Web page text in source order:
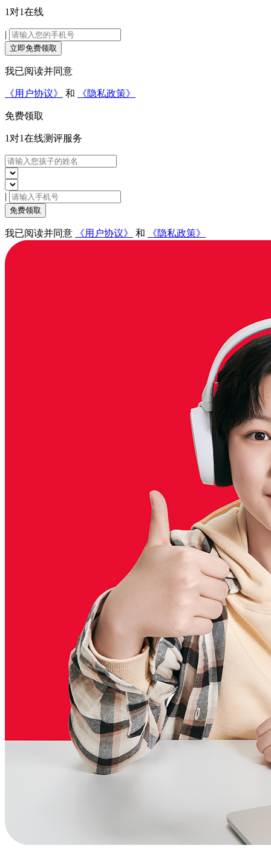
1对1在线
|
立即免费领取
我已阅读并同意
《用户协议》 和 《隐私政策》
免费领取
1对1在线测评服务
|
免费领取
我已阅读并同意 《用户协议》 和 《隐私政策》